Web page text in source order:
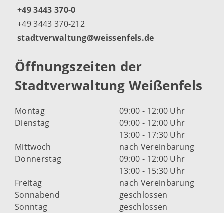
+49 3443 370-0
+49 3443 370-212
stadtverwaltung@weissenfels.de
Öffnungszeiten der
Stadtverwaltung Weißenfels
Montag
09:00 - 12:00 Uhr
Dienstag
09:00 - 12:00 Uhr
13:00 - 17:30 Uhr
Mittwoch
nach Vereinbarung
Donnerstag
09:00 - 12:00 Uhr
13:00 - 15:30 Uhr
Freitag
nach Vereinbarung
Sonnabend
geschlossen
Sonntag
geschlossen